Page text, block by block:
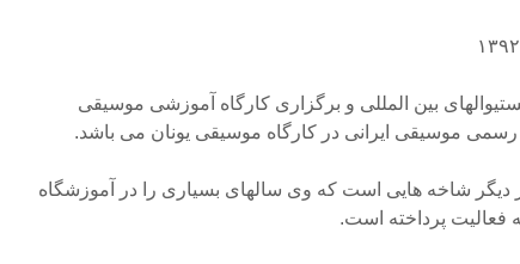
بین المللی و برگزاری کارگاه آموزشی موسیقی
موسیقی ایرانی در کارگاه موسیقی یونان می باشد.
دیگر شاخه هایی است که وی سالهای بسیاری را در آموزشگاه
فعالیت پرداخته است.